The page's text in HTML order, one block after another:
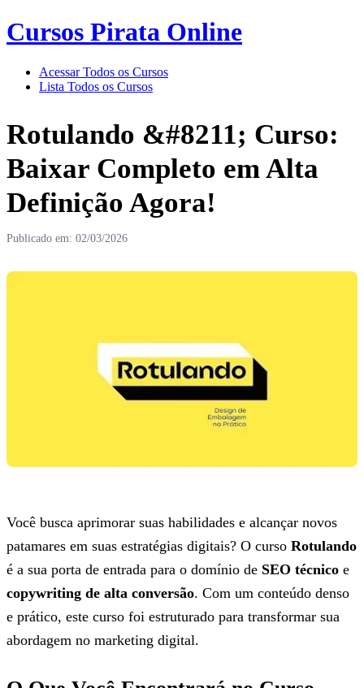
Cursos Pirata Online
Acessar Todos os Cursos
Lista Todos os Cursos
Rotulando &#8211; Curso:
Baixar Completo em Alta
Definição Agora!
Publicado em: 02/03/2026
Você busca aprimorar suas habilidades e alcançar novos
patamares em suas estratégias digitais? O curso Rotulando
é a sua porta de entrada para o domínio de SEO técnico e
copywriting de alta conversão. Com um conteúdo denso
e prático, este curso foi estruturado para transformar sua
abordagem no marketing digital.